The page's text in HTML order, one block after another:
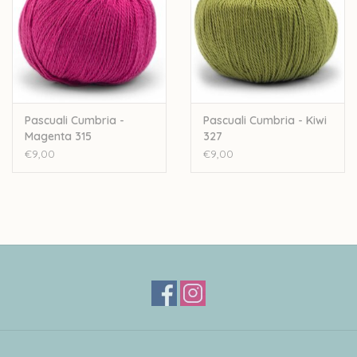
Pascuali Cumbria -
Magenta 315
€9,00
Pascuali Cumbria - Kiwi
327
€9,00